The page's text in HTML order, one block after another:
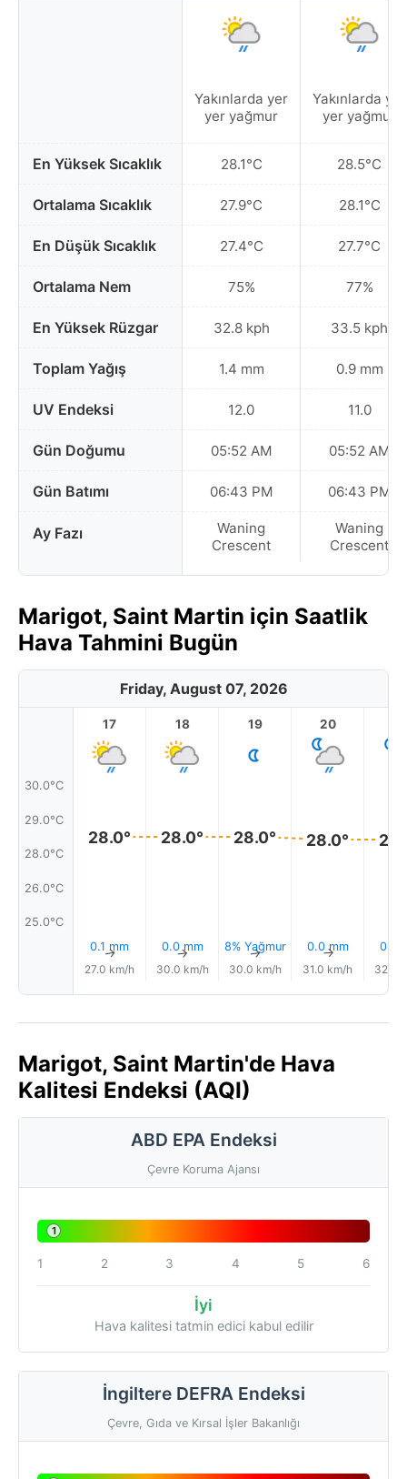
En Yüksek Sıcaklık
Ortalama Sıcaklık
En Düşük Sıcaklık
Ortalama Nem
En Yüksek Rüzgar
Toplam Yağış
UV Endeksi
Gün Doğumu
Gün Batımı
Ay Fazı
Yakınlarda yer
yer yağmur
28.1°C
27.9°C
27.4°C
75%
32.8 kph
1.4 mm
12.0
05:52 AM
06:43 PM
Waning
Crescent
Yakınlarda yer
yer yağmur
28.5°C
28.1°C
27.7°C
77%
33.5 kph
0.9 mm
11.0
05:52 AM
06:43 PM
Waning
Crescent
Marigot, Saint Martin için Saatlik
Hava Tahmini Bugün
Friday, August 07, 2026
30.0°C
29.0°C
28.0°C
26.0°C
25.0°C
17
28.0°
0.1 mm
↑
27.0 km/h
18
28.0°
0.0 mm
↑
30.0 km/h
19
28.0°
8% Yağmur
↑
30.0 km/h
20
28.0°
0.0 mm
↑
31.0 km/h
0.0
32.0
Marigot, Saint Martin'de Hava
Kalitesi Endeksi (AQI)
ABD EPA Endeksi
Çevre Koruma Ajansı
1
1 2 3 4 5 6
İyi
Hava kalitesi tatmin edici kabul edilir
İngiltere DEFRA Endeksi
Çevre, Gıda ve Kırsal İşler Bakanlığı